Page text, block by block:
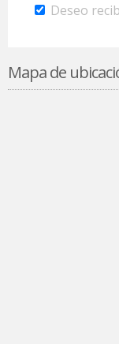
Deseo
Mapa de